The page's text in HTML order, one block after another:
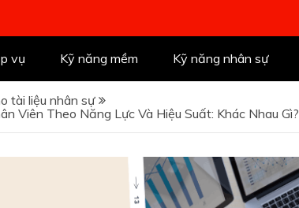
vụ Kỹ năng mềm Kỹ năng nhân sự
tài liệu nhân sự
Viên Theo Năng Lực Và Hiệu Suất: Khác Nhau Gì?